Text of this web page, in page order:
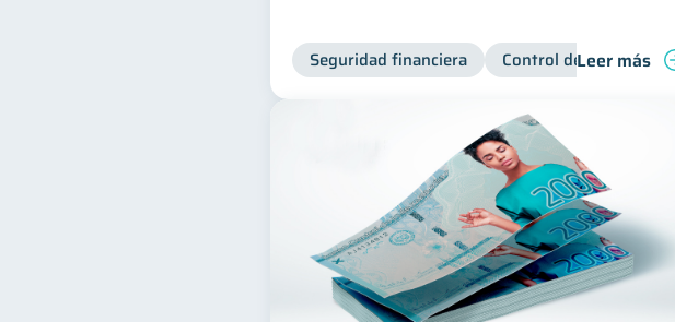
Seguridad financiera Control de deudas
Leer más